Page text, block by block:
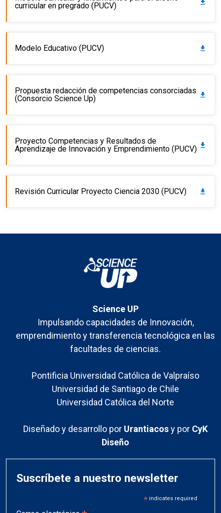
curricular en pregrado (PUCV)
get_app
Modelo Educativo (PUCV) get_app
Propuesta redacción de competencias consorciadas
(Consorcio Science Up)
get_app
Proyecto Competencias y Resultados de
Aprendizaje de Innovación y Emprendimiento (PUCV) get_app
Revisión Curricular Proyecto Ciencia 2030 (PUCV) get_app
Science UP
Impulsando capacidades de Innovación,
emprendimiento y transferencia tecnológica en las
facultades de ciencias.
Pontificia Universidad Católica de Valpraíso
Universidad de Santiago de Chile
Universidad Católica del Norte
Diseñado y desarrollo por Urantiacosy por CyK
Diseño
Suscríbete a nuestro newsletter
*indicates required